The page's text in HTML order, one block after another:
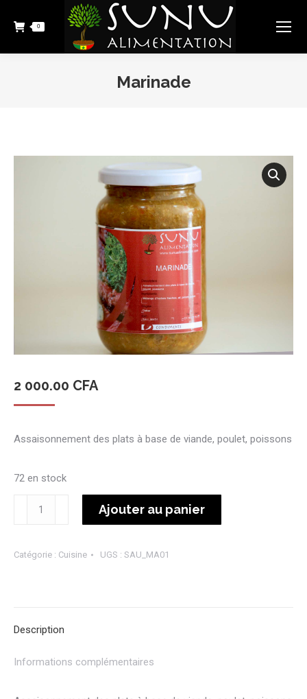
0
Marinade
2 000.00 CFA
Assaisonnement des plats à base de viande, poulet, poissons
72 en stock
quantité
Ajouter au panier
Catégorie : Cuisine UGS : SAU_MA01
Description
Informations complémentaires